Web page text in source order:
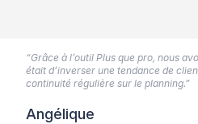
“Grâce à l’outil Plus que pro, nous
était d’inverser une tendance de
continuité régulière sur le planning.”
Angélique